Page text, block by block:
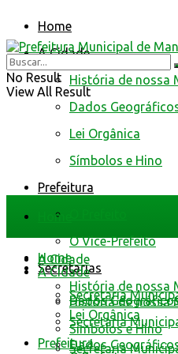
Home
A Cidade
História de nossa
Dados
Lei Orgânica
Símbolos e Hino
Prefeitura
O Vice-Prefeito
Secretarias
Secretaria
Secretaria
Secretaria
No Result
View All Result
Home
A Cidade
História de nossa
Dados
Home
A Cidade
História de nossa
Dados
Lei Orgânica
Símbolos e Hino
Prefeitura